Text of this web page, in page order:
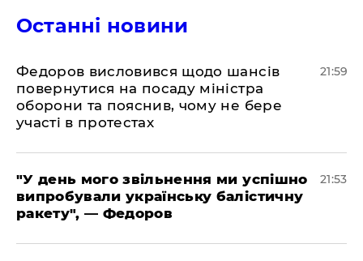
Останні новини
​Федоров висловився щодо шансів
повернутися на посаду міністра
оборони та пояснив, чому не бере
участі в протестах
21:59
​"У день мого звільнення ми успішно
випробували українську балістичну
ракету", — Федоров
21:53